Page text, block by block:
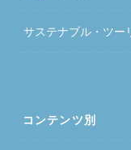
サステナブル・ツー
コンテンツ別